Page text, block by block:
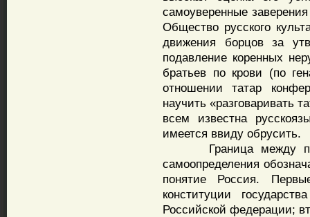
самоуверенные
Общество русского
движения борцов за
подавление коренных
братьев по крови (по
отношении татар
научить «разговаривать
всем известна
имеется ввиду обрусить.
Граница между
самоопределения
понятие Россия.
конституции
Российской федерации;